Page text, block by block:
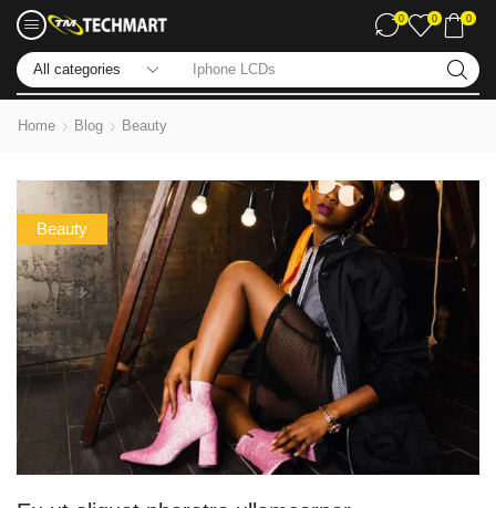
Iphone LCDs
0 0 0
Home Blog Beauty
Beauty